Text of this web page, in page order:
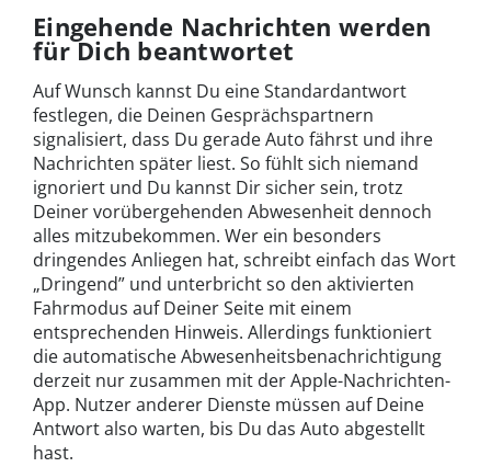
Eingehende Nachrichten werden
für Dich beantwortet
Auf Wunsch kannst Du eine Standardantwort
festlegen, die Deinen Gesprächspartnern
signalisiert, dass Du gerade Auto fährst und ihre
Nachrichten später liest. So fühlt sich niemand
ignoriert und Du kannst Dir sicher sein, trotz
Deiner vorübergehenden Abwesenheit dennoch
alles mitzubekommen. Wer ein besonders
dringendes Anliegen hat, schreibt einfach das Wort
„Dringend” und unterbricht so den aktivierten
Fahrmodus auf Deiner Seite mit einem
entsprechenden Hinweis. Allerdings funktioniert
die automatische Abwesenheitsbenachrichtigung
derzeit nur zusammen mit der Apple-Nachrichten-
App. Nutzer anderer Dienste müssen auf Deine
Antwort also warten, bis Du das Auto abgestellt
hast.